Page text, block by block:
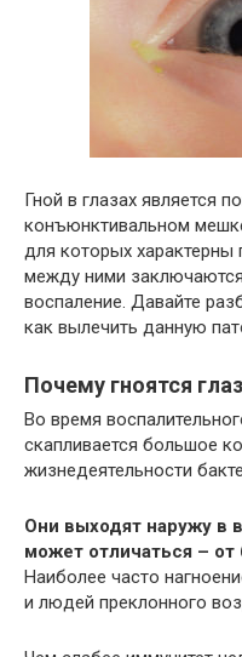
Гной в глазах является
конъюнктивальном
для которых характерны
между ними
воспаление. Давайте
как вылечить данную
Почему гноятся
Во время
скапливается большое
жизнедеятельности
Они выходят наружу в
может отличаться –
Наиболее часто
и людей преклонного